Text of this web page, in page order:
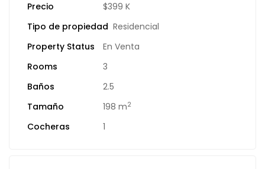
Precio
$399 K
Tipo de propiedad Residencial
Property Status
En Venta
Rooms
3
Baños
2.5
Tamaño
198 m2
Cocheras 1